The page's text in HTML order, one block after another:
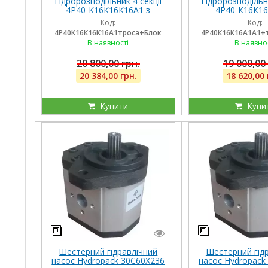
4Р40-К16К16К16А1 з
плаваючими на 3 секції,
троса та блок важелів на 4
ричага
Код:
4Р40К16К16К16А1троса+Блок
В наявності
20 800,00 грн.
20 384,00 грн.
Купити
4Р40-
плаваючими на
троса та блок
ричага
Код:
В
19
18 620,00
Шестерний гідравлічний
насос Hydropack 30C60X236
Шестерний
насос Hydropack